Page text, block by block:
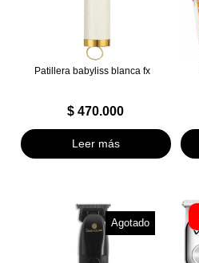
Patillera babyliss blanca fx
$ 470.000
Leer más
Agotado